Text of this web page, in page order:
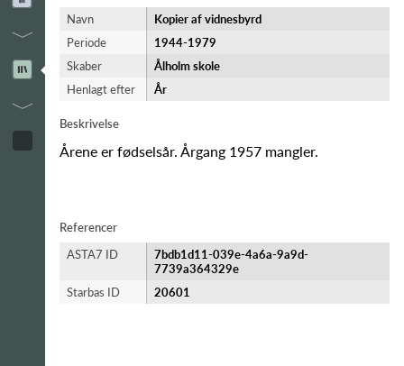
Navn
Kopier af vidnesbyrd
Periode
1944-​1979
Skaber
Ålholm skole
Henlagt efter
År
Beskrivelse
Årene er fødselsår. Årgang 1957 mangler.
Referencer
ASTA7 ID
7bdb1d11-039e-4a6a-9a9d-
7739a364329e
Starbas ID
20601